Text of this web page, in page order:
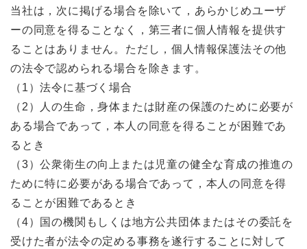
当社は，次に掲げる場合を除いて，あらかじめユーザ
ーの同意を得ることなく，第三者に個人情報を提供す
ることはありません。ただし，個人情報保護法その他
の法令で認められる場合を除きます。
（1）法令に基づく場合
（2）人の生命，身体または財産の保護のために必要が
ある場合であって，本人の同意を得ることが困難であ
るとき
（3）公衆衛生の向上または児童の健全な育成の推進の
ために特に必要がある場合であって，本人の同意を得
ることが困難であるとき
（4）国の機関もしくは地方公共団体またはその委託を
受けた者が法令の定める事務を遂行することに対して